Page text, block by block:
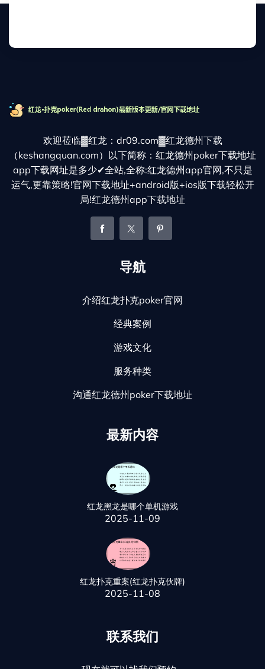
欢迎莅临▓红龙：dr09.com▓红龙德州下载
（keshangquan.com）以下简称：红龙德州poker下载地址
app下载网址是多少✔全站,全称:红龙德州app官网,不只是
运气,更靠策略!官网下载地址+android版+ios版下载轻松开
局!红龙德州app下载地址
导航
介绍红龙扑克poker官网
经典案例
游戏文化
服务种类
沟通红龙德州poker下载地址
最新内容
红龙黑龙是哪个单机游戏
2025-11-09
红龙扑克重案(红龙扑克伙牌)
2025-11-08
联系我们